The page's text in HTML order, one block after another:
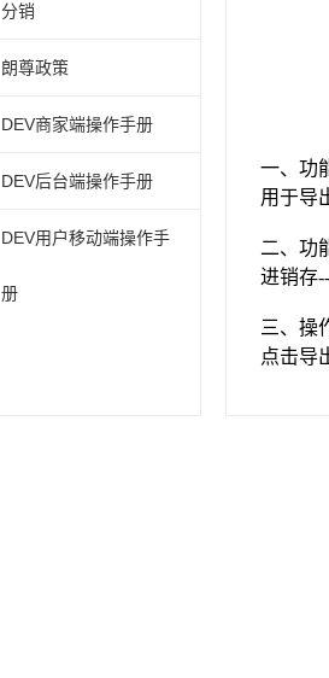
分销
朗尊政策
DEV商家端操作手册
DEV后台端操作手册
DEV用户移动端操作手
册